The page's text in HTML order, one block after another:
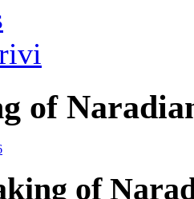
of
of